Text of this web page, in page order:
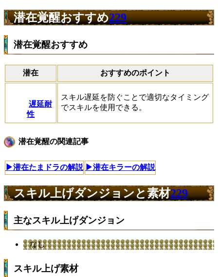
潜在覚醒おすすめ229
潜在覚醒おすすめ
潜在 おすすめのポイント
遅延耐
性
スキル遅延を防ぐことで適切なタイミング
でスキルを使用できる。
潜在覚醒の関連記事
▶潜在たまドラの解説 ▶潜在キラーの解説
スキル上げダンジョンと素材229
主なスキル上げダンジョン
なし
スキル上げ素材